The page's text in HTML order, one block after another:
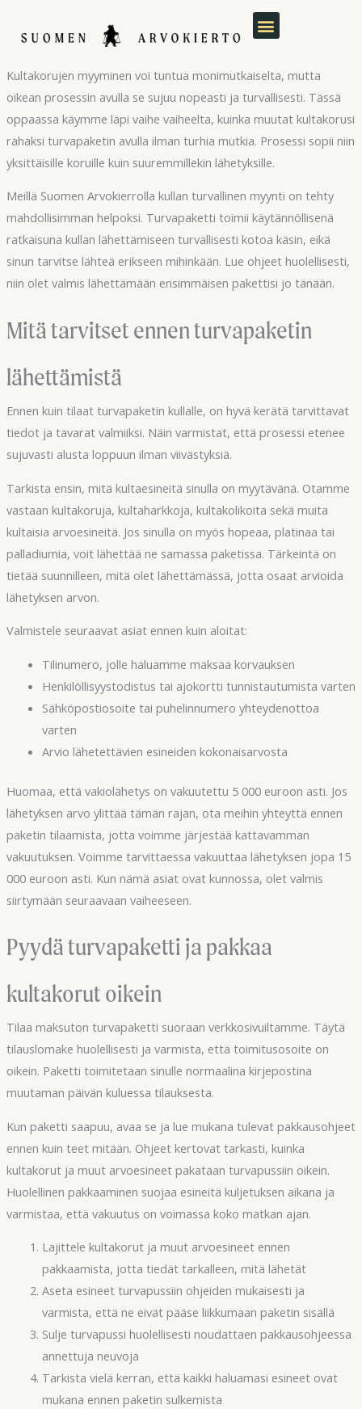
sisältöön
Kultakorujen myyminen voi tuntua monimutkaiselta, mutta
oikean prosessin avulla se sujuu nopeasti ja turvallisesti. Tässä
oppaassa käymme läpi vaihe vaiheelta, kuinka muutat kultakorusi
rahaksi turvapaketin avulla ilman turhia mutkia. Prosessi sopii niin
yksittäisille koruille kuin suuremmillekin lähetyksille.
Meillä Suomen Arvokierrolla kullan turvallinen myynti on tehty
mahdollisimman helpoksi. Turvapaketti toimii käytännöllisenä
ratkaisuna kullan lähettämiseen turvallisesti kotoa käsin, eikä
sinun tarvitse lähteä erikseen mihinkään. Lue ohjeet huolellisesti,
niin olet valmis lähettämään ensimmäisen pakettisi jo tänään.
Mitä tarvitset ennen turvapaketin
lähettämistä
Ennen kuin tilaat turvapaketin kullalle, on hyvä kerätä tarvittavat
tiedot ja tavarat valmiiksi. Näin varmistat, että prosessi etenee
sujuvasti alusta loppuun ilman viivästyksiä.
Tarkista ensin, mitä kultaesineitä sinulla on myytävänä. Otamme
vastaan kultakoruja, kultaharkkoja, kultakolikoita sekä muita
kultaisia arvoesineitä. Jos sinulla on myös hopeaa, platinaa tai
palladiumia, voit lähettää ne samassa paketissa. Tärkeintä on
tietää suunnilleen, mitä olet lähettämässä, jotta osaat arvioida
lähetyksen arvon.
Valmistele seuraavat asiat ennen kuin aloitat:
Tilinumero, jolle haluamme maksaa korvauksen
Henkilöllisyystodistus tai ajokortti tunnistautumista varten
Sähköpostiosoite tai puhelinnumero yhteydenottoa
varten
Arvio lähetettävien esineiden kokonaisarvosta
Huomaa, että vakiolähetys on vakuutettu 5 000 euroon asti. Jos
lähetyksen arvo ylittää tämän rajan, ota meihin yhteyttä ennen
paketin tilaamista, jotta voimme järjestää kattavamman
vakuutuksen. Voimme tarvittaessa vakuuttaa lähetyksen jopa 15
000 euroon asti. Kun nämä asiat ovat kunnossa, olet valmis
siirtymään seuraavaan vaiheeseen.
Pyydä turvapaketti ja pakkaa
kultakorut oikein
Tilaa maksuton turvapaketti suoraan verkkosivuiltamme. Täytä
tilauslomake huolellisesti ja varmista, että toimitusosoite on
oikein. Paketti toimitetaan sinulle normaalina kirjepostina
muutaman päivän kuluessa tilauksesta.
Kun paketti saapuu, avaa se ja lue mukana tulevat pakkausohjeet
ennen kuin teet mitään. Ohjeet kertovat tarkasti, kuinka
kultakorut ja muut arvoesineet pakataan turvapussiin oikein.
Huolellinen pakkaaminen suojaa esineitä kuljetuksen aikana ja
varmistaa, että vakuutus on voimassa koko matkan ajan.
Lajittele kultakorut ja muut arvoesineet ennen
pakkaamista, jotta tiedät tarkalleen, mitä lähetät
Aseta esineet turvapussiin ohjeiden mukaisesti ja
varmista, että ne eivät pääse liikkumaan paketin sisällä
Sulje turvapussi huolellisesti noudattaen pakkausohjeessa
annettuja neuvoja
Tarkista vielä kerran, että kaikki haluamasi esineet ovat
mukana ennen paketin sulkemista